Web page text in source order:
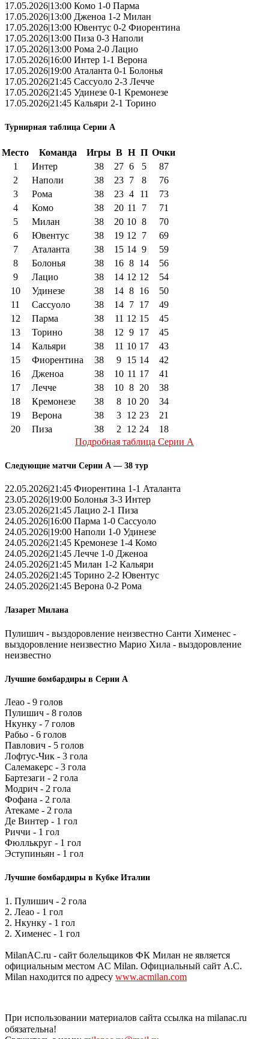
17.05.2026|13:00 Комо 1-0 Парма
17.05.2026|13:00 Дженоа 1-2 Милан
17.05.2026|13:00 Ювентус 0-2 Фиорентина
17.05.2026|13:00 Пиза 0-3 Наполи
17.05.2026|13:00 Рома 2-0 Лацио
17.05.2026|16:00 Интер 1-1 Верона
17.05.2026|19:00 Аталанта 0-1 Болонья
17.05.2026|21:45 Сассуоло 2-3 Лечче
17.05.2026|21:45 Удинезе 0-1 Кремонезе
17.05.2026|21:45 Кальяри 2-1 Торино
Турнирная таблица Серии А
Место Команда Игры В Н П Очки
1
Интер 38 27 6 5
87
2
Наполи 38 23 7 8
76
3
Рома 38 23 4 11
73
4
Комо 38 20 11 7
71
5
Милан 38 20 10 8
70
6
Ювентус 38 19 12 7
69
7
Аталанта 38 15 14 9
59
8
Болонья 38 16 8 14
56
9
Лацио 38 14 12 12
54
10
Удинезе 38 14 8 16
50
11
Сассуоло 38 14 7 17
49
12
Парма 38 11 12 15
45
13
Торино 38 12 9 17
45
14
Кальяри 38 11 10 17
43
15
Фиорентина 38 9 15 14
42
16
Дженоа 38 10 11 17
41
17
Лечче 38 10 8 20
38
18
Кремонезе 38 8 10 20
34
19
Верона 38 3 12 23
21
20
Пиза 38 2 12 24
18
Подробная таблица Серии А
Следующие матчи Серии А — 38 тур
22.05.2026|21:45 Фиорентина 1-1 Аталанта
23.05.2026|19:00 Болонья 3-3 Интер
23.05.2026|21:45 Лацио 2-1 Пиза
24.05.2026|16:00 Парма 1-0 Сассуоло
24.05.2026|19:00 Наполи 1-0 Удинезе
24.05.2026|21:45 Кремонезе 1-4 Комо
24.05.2026|21:45 Лечче 1-0 Дженоа
24.05.2026|21:45 Милан 1-2 Кальяри
24.05.2026|21:45 Торино 2-2 Ювентус
24.05.2026|21:45 Верона 0-2 Рома
Лазарет Милана
Пулишич - выздоровление неизвестно Санти Хименес -
выздоровление неизвестно Марио Хила - выздоровление
неизвестно
Лучшие бомбардиры в Серии А
Леао - 9 голов
Пулишич - 8 голов
Нкунку - 7 голов
Рабьо - 6 голов
Павлович - 5 голов
Лофтус-Чик - 3 гола
Салемакерс - 3 гола
Бартезаги - 2 гола
Модрич - 2 гола
Фофана - 2 гола
Атекаме - 2 гола
Де Винтер - 1 гол
Риччи - 1 гол
Фюллькруг - 1 гол
Эступиньян - 1 гол
Лучшие бомбардиры в Кубке Италии
1. Пулишич - 2 гола
2. Леао - 1 гол
2. Нкунку - 1 гол
2. Хименес - 1 гол
MilanAC.ru - сайт болельщиков ФК Милан не является
официальным местом AC Milan. Официальный сайт A.C.
Milan находится по адресу www.acmilan.com
При использовании материалов сайта ссылка на milanac.ru
обязательна!